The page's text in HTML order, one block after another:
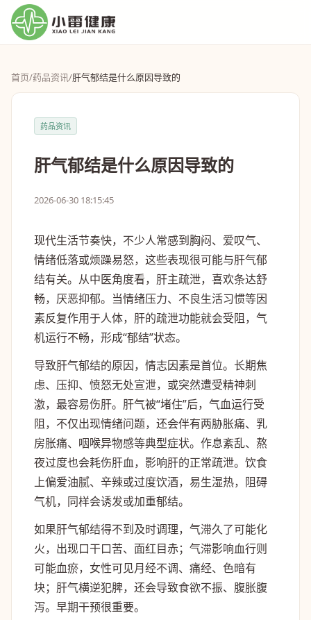
首页/药品资讯/肝气郁结是什么原因导致的
药品资讯
肝气郁结是什么原因导致的
2026-06-30 18:15:45
现代生活节奏快，不少人常感到胸闷、爱叹气、
情绪低落或烦躁易怒，这些表现很可能与肝气郁
结有关。从中医角度看，肝主疏泄，喜欢条达舒
畅，厌恶抑郁。当情绪压力、不良生活习惯等因
素反复作用于人体，肝的疏泄功能就会受阻，气
机运行不畅，形成“郁结”状态。
导致肝气郁结的原因，情志因素是首位。长期焦
虑、压抑、愤怒无处宣泄，或突然遭受精神刺
激，最容易伤肝。肝气被“堵住”后，气血运行受
阻，不仅出现情绪问题，还会伴有两胁胀痛、乳
房胀痛、咽喉异物感等典型症状。作息紊乱、熬
夜过度也会耗伤肝血，影响肝的正常疏泄。饮食
上偏爱油腻、辛辣或过度饮酒，易生湿热，阻碍
气机，同样会诱发或加重郁结。
如果肝气郁结得不到及时调理，气滞久了可能化
火，出现口干口苦、面红目赤；气滞影响血行则
可能血瘀，女性可见月经不调、痛经、色暗有
块；肝气横逆犯脾，还会导致食欲不振、腹胀腹
泻。早期干预很重要。